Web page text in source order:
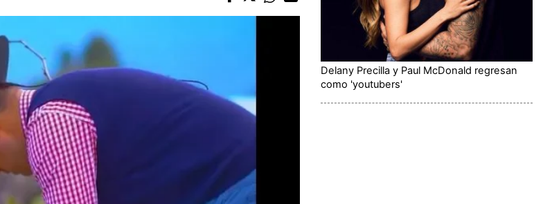
Delany Precilla y Paul McDonald regresan
como 'youtubers'